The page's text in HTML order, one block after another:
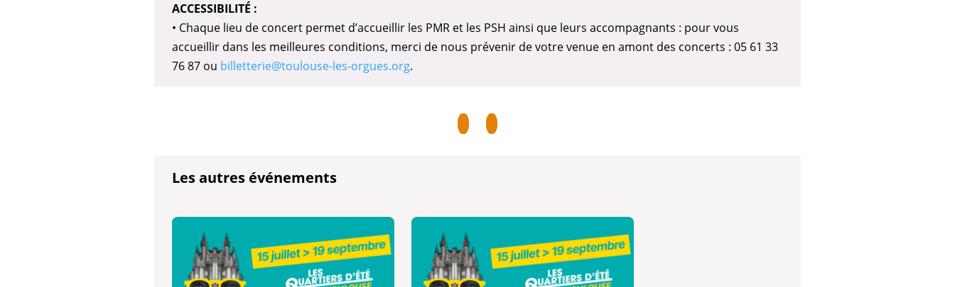
ACCESSIBILITÉ :
• Chaque lieu de concert permet d’accueillir les PMR et les PSH ainsi que leurs accompagnants : pour vous
accueillir dans les meilleures conditions, merci de nous prévenir de votre venue en amont des concerts : 05 61 33
76 87 ou billetterie@toulouse-les-orgues.org.
Les autres événements